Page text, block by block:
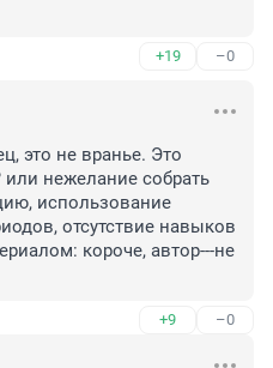
+19 –0
это не вранье. Это
нежелание собрать
использование
отсутствие навыков
короче, автор---не
+9 –0